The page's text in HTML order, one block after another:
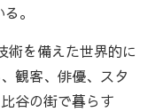
。
を備えた世界的に
観客、俳優、スタ
谷の街で暮らす